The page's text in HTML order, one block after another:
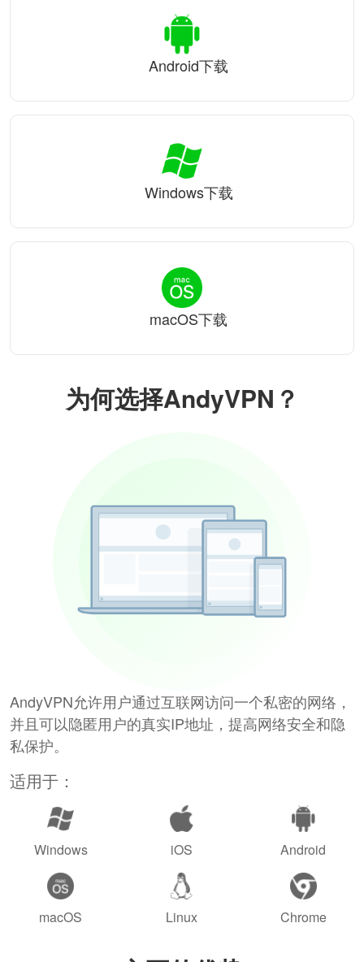
为何选择AndyVPN？
AndyVPN允许用户通过互联网访问一个私密的网络，
并且可以隐匿用户的真实IP地址，提高网络安全和隐
私保护。
适用于：
Windows iOS Android
macOS Linux Chrome
Android下载
Windows下载
macOS下载